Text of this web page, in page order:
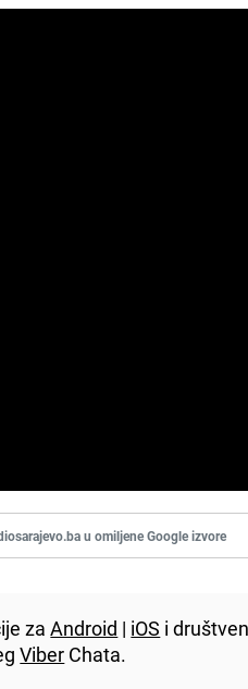
u omiljene Google izvore
zaAndroid | iOS i
Viber Chata.